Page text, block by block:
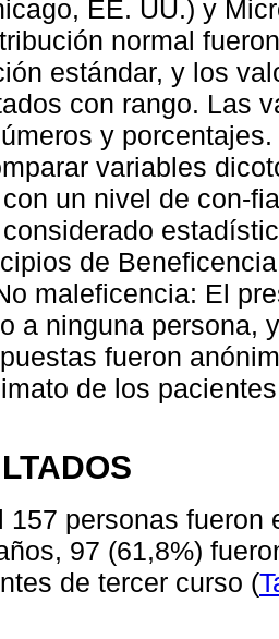
EE. UU.) y
normal
estándar, y los
con rango. Las
y
variables
un nivel de con-
de
maleficencia: El
a ninguna persona,
fueron
de los
157 personas
97 (61,8%)
de tercer curso (